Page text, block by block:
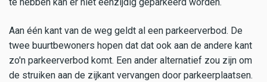
Aan één kant van de weg geldt al een parkeerverbod. De
twee buurtbewoners hopen dat dat ook aan de andere kant
zo'n parkeerverbod komt. Een ander alternatief zou zijn om
de struiken aan de zijkant vervangen door parkeerplaatsen.